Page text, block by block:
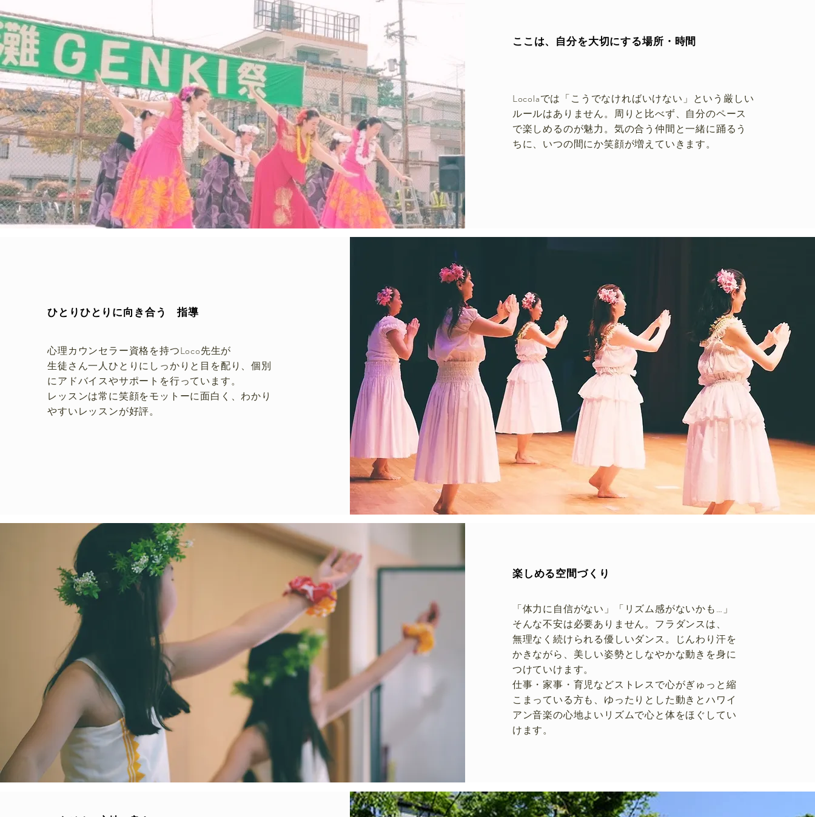
ここは、自分を大切にする場所・時間
Locolaでは「こうでなければいけない」という厳しい
ルールはありません。周りと比べず、自分のペース
で楽しめるのが魅力。気の合う仲間と一緒に踊るう
ちに、いつの間にか笑顔が増えていきます。
​ひとりひとりに向き合う 指導
心理カウンセラー資格を持つLoco先生が
生徒さん一人ひとりにしっかりと目を配り、個別
にアドバイスやサポートを行っています。
レッスンは常に笑顔をモットーに面白く、わかり
やすいレッスンが好評。
楽しめる空間づくり
「体力に自信がない」「リズム感がないかも…」
そんな不安は必要ありません。フラダンスは、
無理なく続けられる優しいダンス。じんわり汗を
かきながら、美しい姿勢としなやかな動きを身に
つけていけます。
​仕事・家事・育児などストレスで心がぎゅっと縮
こまっている方も、ゆったりとした動きとハワイ
アン音楽の心地よいリズムで心と体をほぐしてい
けます。